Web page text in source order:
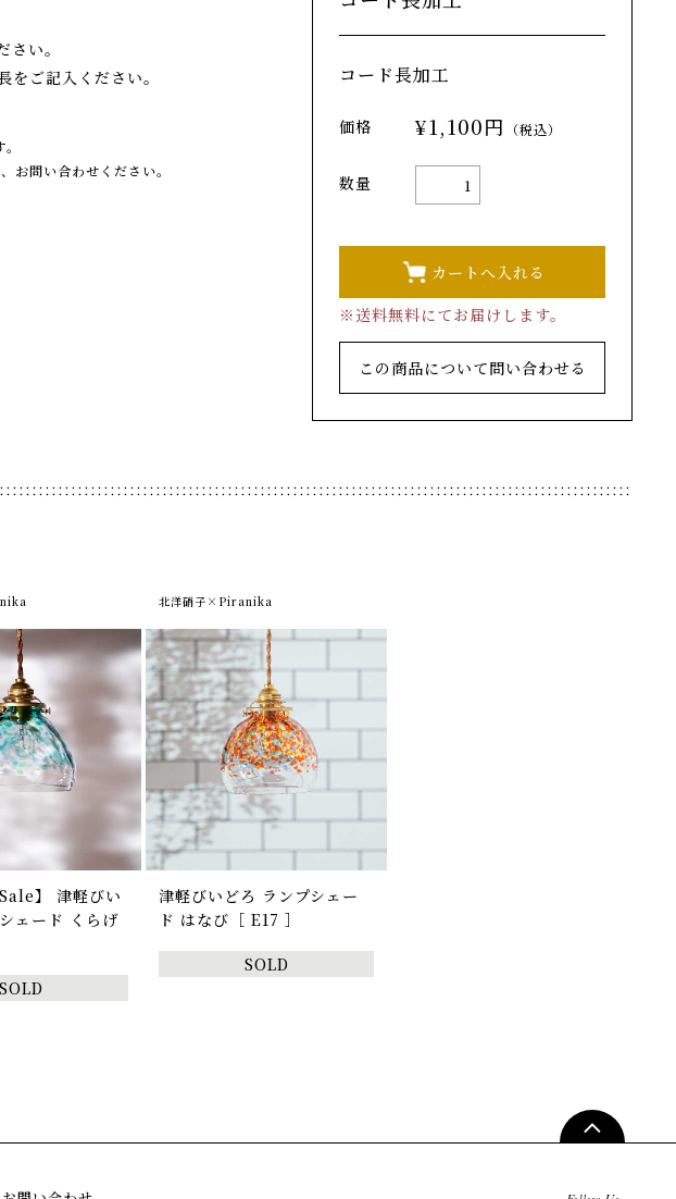
い。
ご記入ください。
問い合わせください。
コード長加工
1,100円(内税)
※送料無料にてお届けします。
この商品について問い合わせる
】 津軽びい
ェード くらげ
SOLD
北洋硝子×Piranika
津軽びいどろ ランプシェー
ド はなび［ E17 ］
SOLD